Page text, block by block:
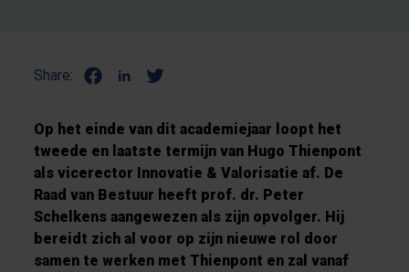
Share:
Op het einde van dit academiejaar loopt het
tweede en laatste termijn van Hugo Thienpont
als vicerector Innovatie & Valorisatie af. De
Raad van Bestuur heeft prof. dr. Peter
Schelkens aangewezen als zijn opvolger. Hij
bereidt zich al voor op zijn nieuwe rol door
samen te werken met Thienpont en zal vanaf